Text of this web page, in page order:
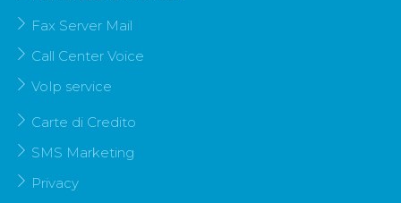
Fax Server Mail
Call Center Voice
VoIp service
Carte di Credito
SMS Marketing
Privacy